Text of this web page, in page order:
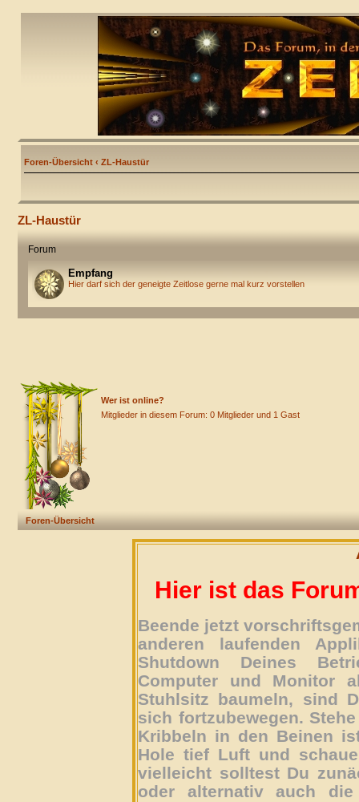
Foren-Übersicht ‹ ZL-Haustür
ZL-Haustür
Forum
Empfang
Hier darf sich der geneigte Zeitlose gerne mal kurz vorstellen
Wer ist online?
Mitglieder in diesem Forum: 0 Mitglieder und 1 Gast
Foren-Übersicht
Hier ist das
Beende jetzt
anderen laufenden
Shutdown Deines
Computer und Monitor
Stuhlsitz baumeln, sind
sich fortzubewegen.
Kribbeln in den Beinen
Hole tief Luft und
vielleicht solltest Du
oder alternativ auch